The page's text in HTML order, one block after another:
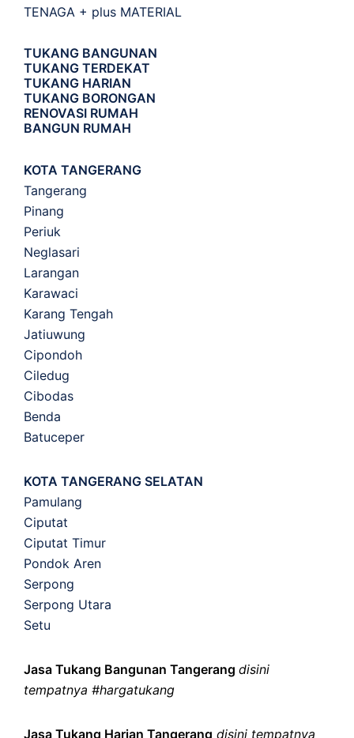
TENAGA + plus MATERIAL
TUKANG BANGUNAN
TUKANG TERDEKAT
TUKANG HARIAN
TUKANG BORONGAN
RENOVASI RUMAH
BANGUN RUMAH
KOTA TANGERANG
Tangerang
Pinang
Periuk
Neglasari
Larangan
Karawaci
Karang Tengah
Jatiuwung
Cipondoh
Ciledug
Cibodas
Benda
Batuceper
KOTA TANGERANG SELATAN
Pamulang
Ciputat
Ciputat Timur
Pondok Aren
Serpong
Serpong Utara
Setu
Jasa Tukang Bangunan Tangerang disini
tempatnya #hargatukang
Jasa Tukang Harian Tangerang disini tempatnya